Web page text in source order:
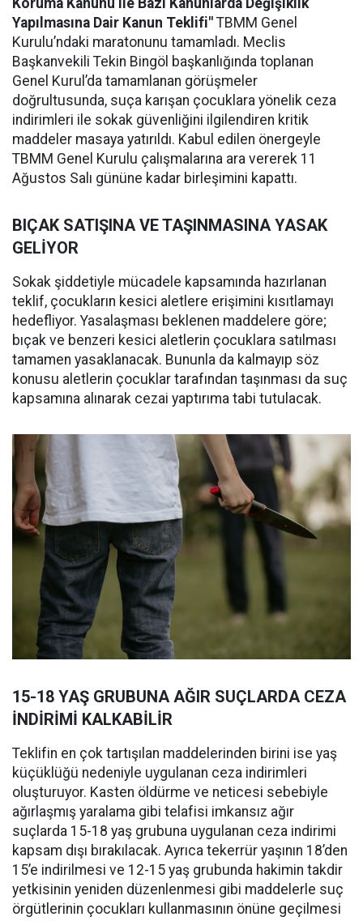
Yapılmasına Dair Kanun Teklifi" TBMM Genel
Kurulu’ndaki maratonunu tamamladı. Meclis
Başkanvekili Tekin Bingöl başkanlığında toplanan
Genel Kurul’da tamamlanan görüşmeler
doğrultusunda, suça karışan çocuklara yönelik ceza
indirimleri ile sokak güvenliğini ilgilendiren kritik
maddeler masaya yatırıldı. Kabul edilen önergeyle
TBMM Genel Kurulu çalışmalarına ara vererek 11
Ağustos Salı gününe kadar birleşimini kapattı.
BIÇAK SATIŞINA VE TAŞINMASINA YASAK
GELİYOR
Sokak şiddetiyle mücadele kapsamında hazırlanan
teklif, çocukların kesici aletlere erişimini kısıtlamayı
hedefliyor. Yasalaşması beklenen maddelere göre;
bıçak ve benzeri kesici aletlerin çocuklara satılması
tamamen yasaklanacak. Bununla da kalmayıp söz
konusu aletlerin çocuklar tarafından taşınması da suç
kapsamına alınarak cezai yaptırıma tabi tutulacak.
15-18 YAŞ GRUBUNA AĞIR SUÇLARDA CEZA
İNDİRİMİ KALKABİLİR
Teklifin en çok tartışılan maddelerinden birini ise yaş
küçüklüğü nedeniyle uygulanan ceza indirimleri
oluşturuyor. Kasten öldürme ve neticesi sebebiyle
ağırlaşmış yaralama gibi telafisi imkansız ağır
suçlarda 15-18 yaş grubuna uygulanan ceza indirimi
kapsam dışı bırakılacak. Ayrıca tekerrür yaşının 18’den
15’e indirilmesi ve 12-15 yaş grubunda hakimin takdir
yetkisinin yeniden düzenlenmesi gibi maddelerle suç
örgütlerinin çocukları kullanmasının önüne geçilmesi